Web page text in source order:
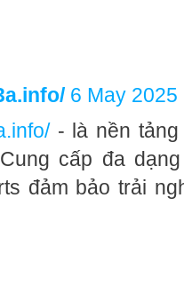
6 May 2025
- là nền tảng
Cung cấp đa
đảm bảo trải